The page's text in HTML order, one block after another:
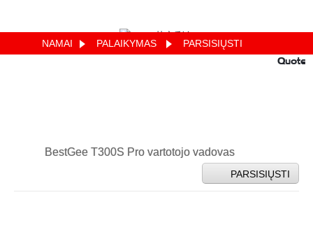
Quote
NAMAI PALAIKYMAS PARSISIŲSTI
BestGee T300S Pro vartotojo vadovas
PARSISIŲSTI